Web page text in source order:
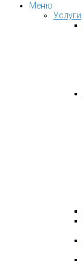
Меню
Услуги